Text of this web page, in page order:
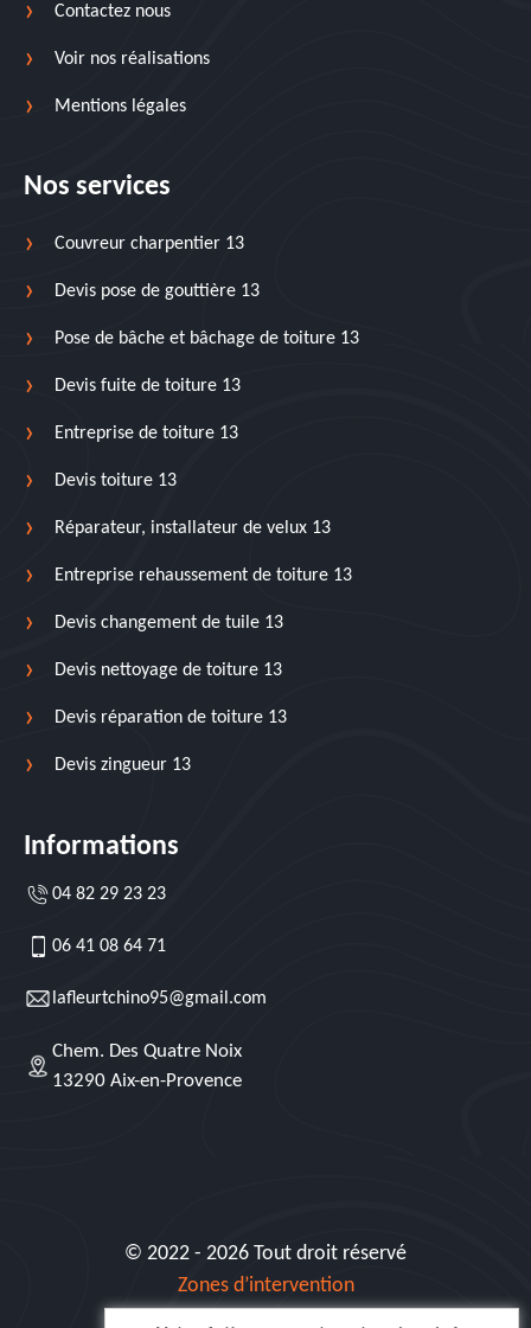
Contactez nous
Voir nos réalisations
Mentions légales
Nos services
Couvreur charpentier 13
Devis pose de gouttière 13
Pose de bâche et bâchage de toiture 13
Devis fuite de toiture 13
Entreprise de toiture 13
Devis toiture 13
Réparateur, installateur de velux 13
Entreprise rehaussement de toiture 13
Devis changement de tuile 13
Devis nettoyage de toiture 13
Devis réparation de toiture 13
Devis zingueur 13
Informations
04 82 29 23 23
06 41 08 64 71
lafleurtchino95@gmail.com
Chem. Des Quatre Noix
13290 Aix-en-Provence
© 2022 - 2026 Tout droit réservé
Zones d’intervention